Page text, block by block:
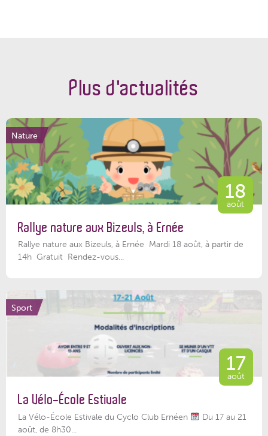
Plus d'actualités
Nature
18
août
Rallye nature aux Bizeuls, à Ernée
Rallye nature aux Bizeuls, à Ernée Mardi 18 août, à partir de
14h Gratuit Rendez-vous...
Sport
17
août
La Vélo-École Estivale
La Vélo-École Estivale du Cyclo Club Ernéen
Du 17 au 21
août, de 8h30...